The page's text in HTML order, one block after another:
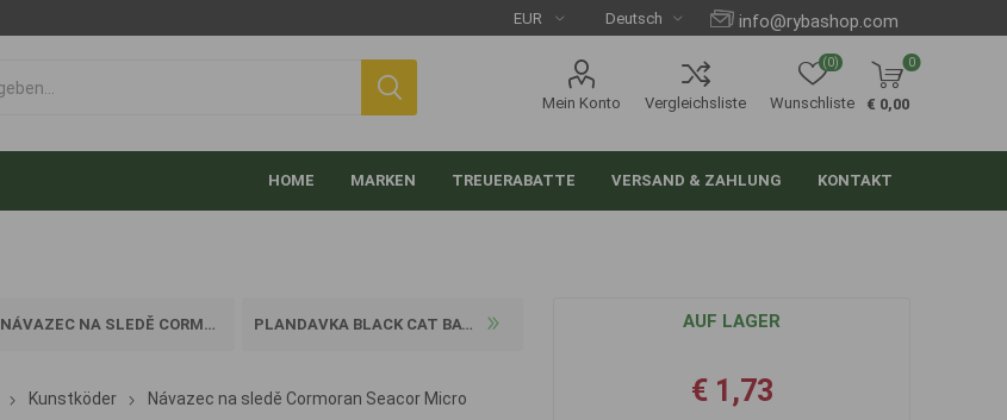
info@rybashop.com
Mein Konto Vergleichsliste Wunschliste
(0) 0
€ 0,00
HOME MARKEN TREUERABATTE VERSAND & ZAHLUNG KONTAKT
NÁVAZEC NA SLEDĚ CORMORAN S... PLANDAVKA BLACK CAT BATTLE ...
Kunstköder Návazec na sledě Cormoran Seacor Micro
AUF LAGER
€ 1,73